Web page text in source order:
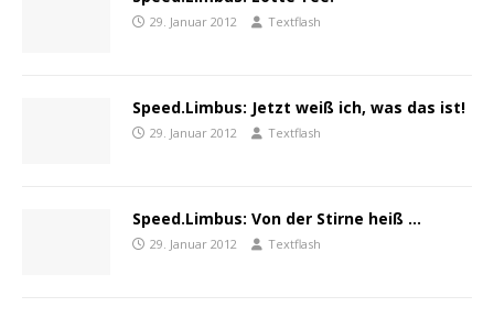
29. Januar 2012 Textflash
Speed.Limbus: Jetzt weiß ich, was das ist!
29. Januar 2012 Textflash
Speed.Limbus: Von der Stirne heiß …
29. Januar 2012 Textflash